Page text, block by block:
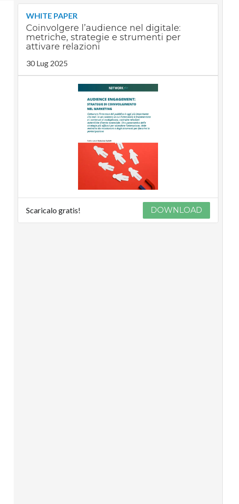
WHITE PAPER
Coinvolgere l’audience nel digitale:
metriche, strategie e strumenti per
attivare relazioni
30 Lug 2025
Scaricalo gratis! DOWNLOAD